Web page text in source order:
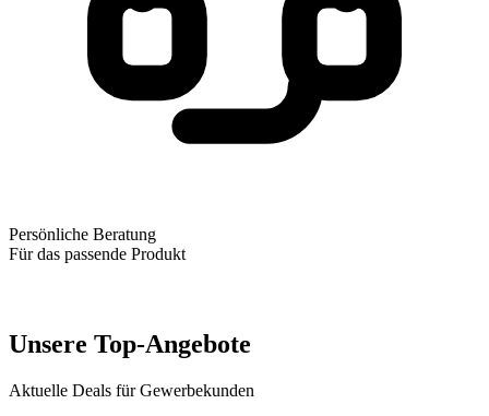
Persönliche Beratung
Für das passende Produkt
Unsere Top-Angebote
Aktuelle Deals für Gewerbekunden